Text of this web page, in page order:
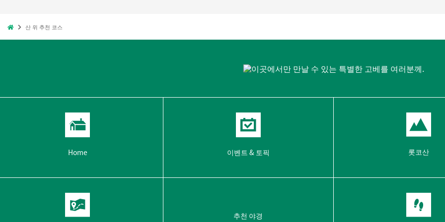
산 위 추천 코스
Home 이벤트 & 토픽 롯코산
추천 야경